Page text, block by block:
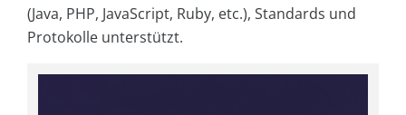
(Java, PHP, JavaScript, Ruby, etc.), Standards und
Protokolle unterstützt.